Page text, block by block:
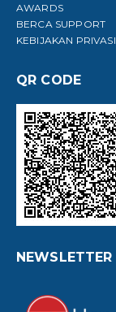
AWARDS
BERCA SUPPORT
KEBIJAKAN PRIVASI
QR CODE
NEWSLETTER